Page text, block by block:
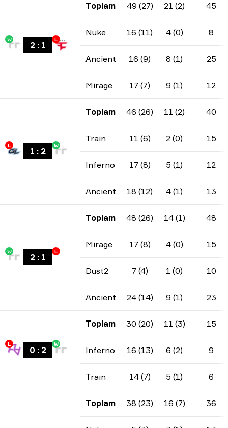
W
2: 1
L
Toplam 49 (27) 21 (2) 45
Nuke 16 (11) 4 (0) 8
Ancient 16 (9) 8 (1) 25
Mirage 17 (7) 9 (1) 12
L
1 : 2
W
Toplam 46 (26) 11 (2) 40
Train 11 (6) 2 (0) 15
Inferno 17 (8) 5 (1) 12
Ancient 18 (12) 4 (1) 13
W
2: 1
L
Toplam 48 (26) 14 (1) 48
Mirage 17 (8) 4 (0) 15
Dust2 7 (4) 1 (0) 10
Ancient 24 (14) 9 (1) 23
L
0 : 2
W
Toplam 30 (20) 11 (3) 15
Inferno 16 (13) 6 (2) 9
Train 14 (7) 5 (1) 6
Toplam 38 (23) 16 (7) 36